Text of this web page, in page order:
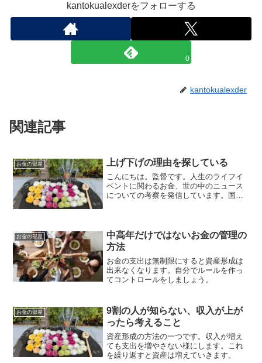
kantokualexderをフォローする
0
kantokualexder
関連記事
お金の部屋 上げ下げの理由を探している
こんにちは。監督です。人生のライフイ
ベントに関わるお金、世の中のニュース
についての考察を発信しています。国家
ョンを含みます）。...
お金の部屋
中高年だけではないお金の管理の
方法
お金の支出は無制限にすると資産形成は
出来なくなります。自分でルールを作っ
てコントロールをしましょう。
お金の部屋
9割の人が知らない、収入が上が
ったら考えること
資産形成の方法の一つです。収入が増え
ても支出を増やさない様にします。これ
を繰り返すと資産は増えていきます。